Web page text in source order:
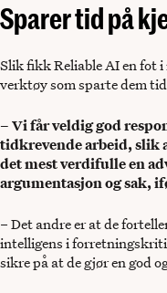
Sparer tid på
Slik fikk Reliable AI en fot
verktøy som sparte dem
– Vi får veldig god
tidkrevende arbeid, slik
det mest verdifulle en
argumentasjon og sak,
– Det andre er at de
intelligens i
sikre på at de gjør en god